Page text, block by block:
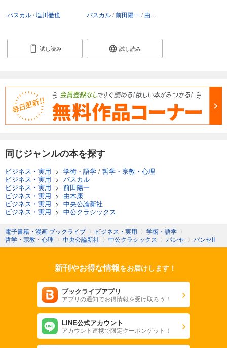
パスカル 塩川徹也
試し読み
パスカル 前田陽一 由木康
試し読み
同じジャンルの本を探す
ビジネス・実用 > 学術・語学 / 哲学・宗教・心理
ビジネス・実用 > パスカル
ビジネス・実用 > 前田陽一
ビジネス・実用 > 由木康
ビジネス・実用 > 中央公論新社
ビジネス・実用 > 中公クラシックス
電子書籍・漫画 ブックライブ 〉 ビジネス・実用 〉 学術・語学 〉
哲学・宗教・心理 〉 中央公論新社 〉 中公クラシックス 〉 パンセ 〉 パンセII
新刊やお得な情報をお届けします！
ブックライブアプリ
アプリの通知でお得情報を受け取ろう！
LINE公式アカウント
アカウント連携で限定クーポンゲット！